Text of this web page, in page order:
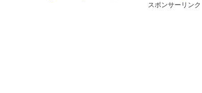
アゴヒゲトカゲ
スポンサーリンク